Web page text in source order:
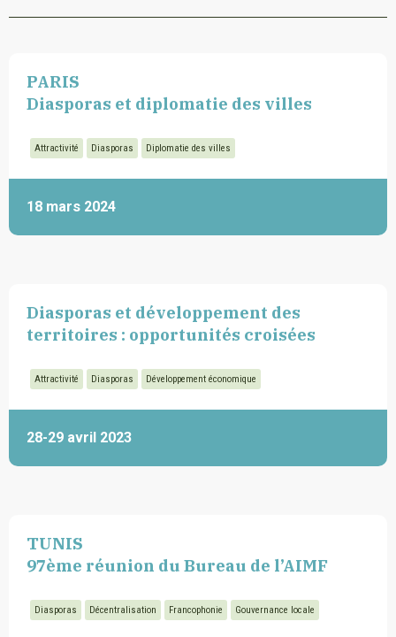
PARIS
Diasporas et diplomatie des villes
Attractivité Diasporas Diplomatie des villes
18 mars 2024
Diasporas et développement des
territoires : opportunités croisées
Attractivité Diasporas Développement économique
28-29 avril 2023
TUNIS
97ème réunion du Bureau de l’AIMF
Diasporas Décentralisation Francophonie Gouvernance locale